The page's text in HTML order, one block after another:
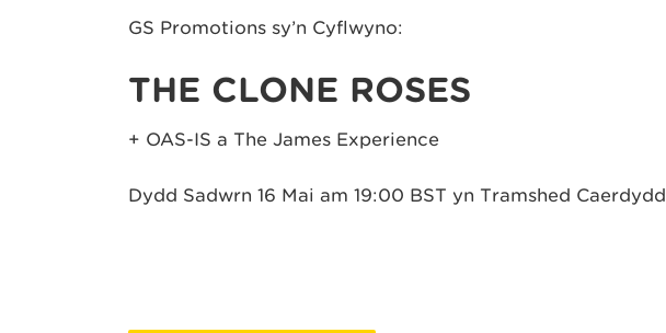
GS Promotions sy’n Cyflwyno:
THE CLONE ROSES
+ OAS-IS a The James Experience
Dydd Sadwrn 16 Mai am 19:00 BST yn Tramshed Caerdydd